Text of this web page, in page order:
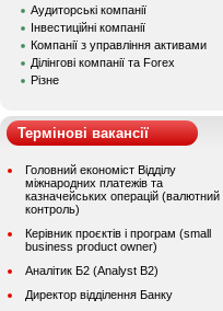
Аудиторські компанії
Інвестиційні компанії
Компанії з управління активами
Ділінгові компанії та Forex
Різне
Термінові вакансії
Головний економіст Відділу
міжнародних платежів та
казначейських операцій (валютний
контроль)
Керівник проєктів і програм (small
business product owner)
Аналітик Б2 (Analyst B2)
Директор відділення Банку